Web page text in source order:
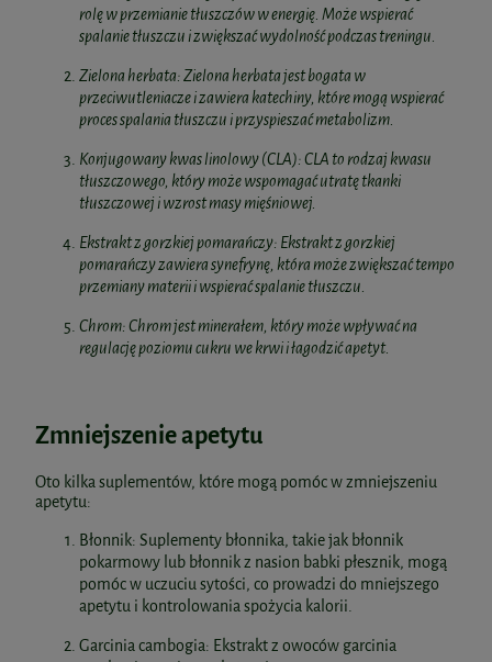
rolę w przemianie tłuszczów w energię. Może wspierać
spalanie tłuszczu i zwiększać wydolność podczas treningu.
Zielona herbata: Zielona herbata jest bogata w
przeciwutleniacze i zawiera katechiny, które mogą wspierać
proces spalania tłuszczu i przyspieszać metabolizm.
Konjugowany kwas linolowy (CLA): CLA to rodzaj kwasu
tłuszczowego, który może wspomagać utratę tkanki
tłuszczowej i wzrost masy mięśniowej.
Ekstrakt z gorzkiej pomarańczy: Ekstrakt z gorzkiej
pomarańczy zawiera synefrynę, która może zwiększać tempo
przemiany materii i wspierać spalanie tłuszczu.
Chrom: Chrom jest minerałem, który może wpływać na
regulację poziomu cukru we krwi i łagodzić apetyt.
Zmniejszenie apetytu
Oto kilka suplementów, które mogą pomóc w zmniejszeniu
apetytu:
Błonnik: Suplementy błonnika, takie jak błonnik
pokarmowy lub błonnik z nasion babki płesznik, mogą
pomóc w uczuciu sytości, co prowadzi do mniejszego
apetytu i kontrolowania spożycia kalorii.
Garcinia cambogia: Ekstrakt z owoców garcinia